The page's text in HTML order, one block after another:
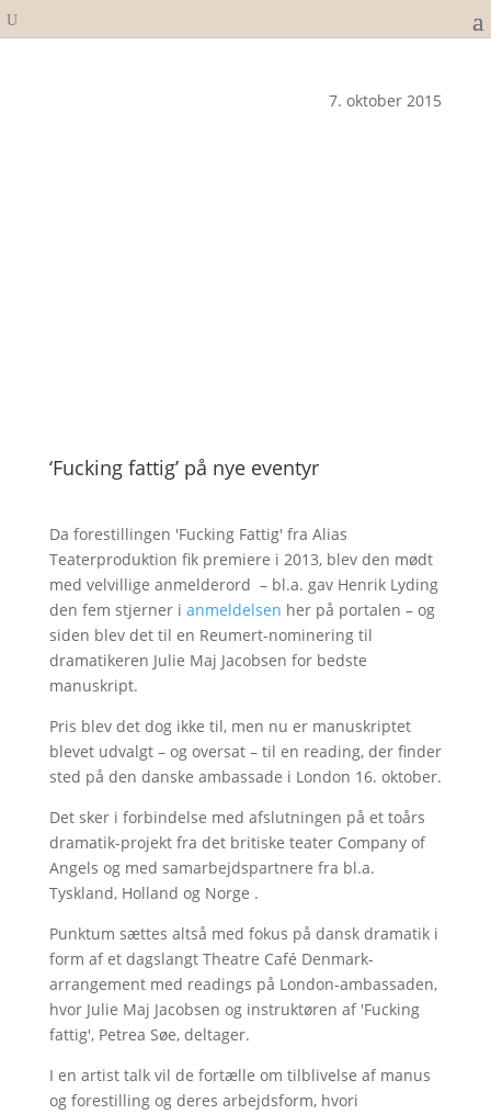
7. oktober 2015
‘Fucking fattig’ på nye eventyr
Da forestillingen 'Fucking Fattig' fra Alias
Teaterproduktion fik premiere i 2013, blev den mødt
med velvillige anmelderord – bl.a. gav Henrik Lyding
den fem stjerner i anmeldelsen her på portalen – og
siden blev det til en Reumert-nominering til
dramatikeren Julie Maj Jacobsen for bedste
manuskript.
Pris blev det dog ikke til, men nu er manuskriptet
blevet udvalgt – og oversat – til en reading, der finder
sted på den danske ambassade i London 16. oktober.
Det sker i forbindelse med afslutningen på et toårs
dramatik-projekt fra det britiske teater Company of
Angels og med samarbejdspartnere fra bl.a.
Tyskland, Holland og Norge .
Punktum sættes altså med fokus på dansk dramatik i
form af et dagslangt Theatre Café Denmark-
arrangement med readings på London-ambassaden,
hvor Julie Maj Jacobsen og instruktøren af 'Fucking
fattig', Petrea Søe, deltager.
I en artist talk vil de fortælle om tilblivelse af manus
og forestilling og deres arbejdsform, hvori